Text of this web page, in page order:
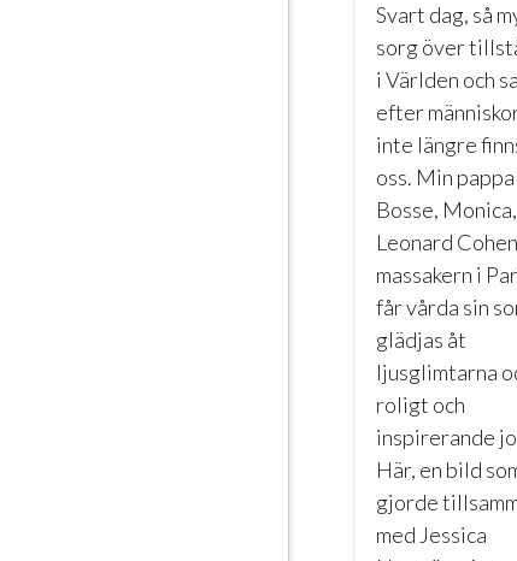
Svart dag, så
sorg över
i Världen och
efter
inte längre
oss. Min pappa
Bosse, Monica,
Leonard
massakern i
får vårda sin
glädjas åt
ljusglimtarna
roligt och
inspirerande
Här, en bild
gjorde
med Jessica